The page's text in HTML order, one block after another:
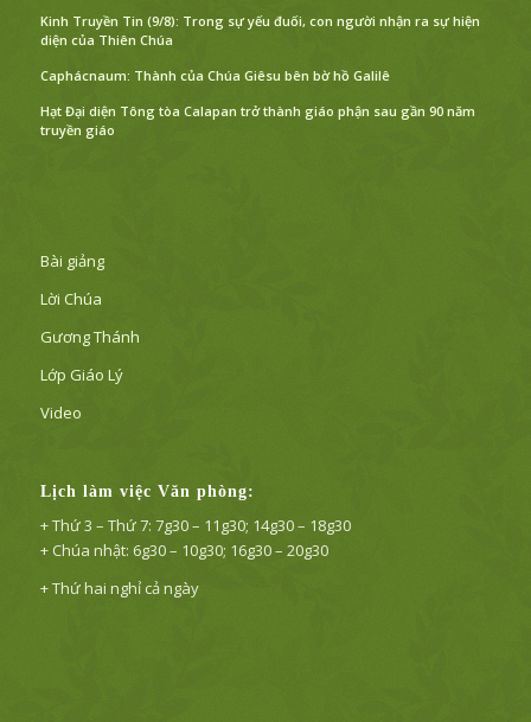
Kinh Truyền Tin (9/8): Trong sự yếu đuối, con người nhận ra sự hiện
diện của Thiên Chúa
Caphácnaum: Thành của Chúa Giêsu bên bờ hồ Galilê
Hạt Đại diện Tông tòa Calapan trở thành giáo phận sau gần 90 năm
truyền giáo
Bài giảng
Lời Chúa
Gương Thánh
Lớp Giáo Lý
Video
Lịch làm việc Văn phòng:
+ Thứ 3 – Thứ 7: 7g30 – 11g30; 14g30 – 18g30
+ Chúa nhật: 6g30 – 10g30; 16g30 – 20g30
+ Thứ hai nghỉ cả ngày